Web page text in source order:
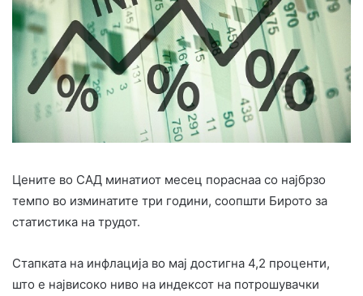
Цените во САД минатиот месец пораснаа со најбрзо
темпо во изминатите три години, соопшти Бирото за
статистика на трудот.
Стапката на инфлација во мај достигна 4,2 проценти,
што е највисоко ниво на индексот на потрошувачки